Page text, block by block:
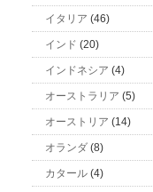
イタリア (46)
インド (20)
インドネシア (4)
オーストラリア (5)
オーストリア (14)
オランダ (8)
カタール (4)